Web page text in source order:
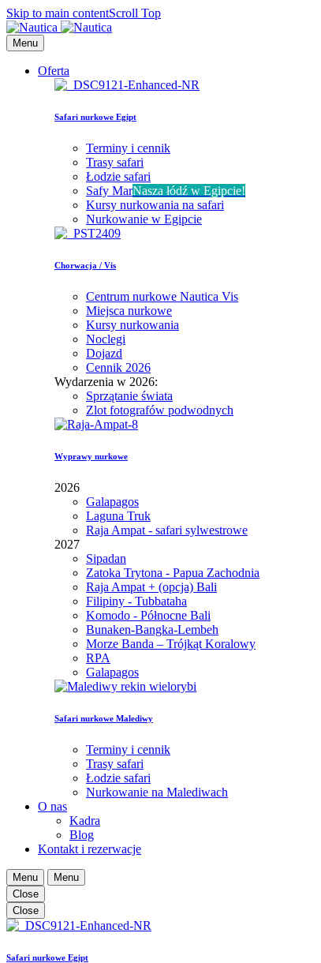
Skip to main contentScroll Top
Menu
Oferta
Safari nurkowe Egipt
Terminy i cennik
Trasy safari
Łodzie safari
Safy MarNasza łódź w Egipcie!
Kursy nurkowania na safari
Nurkowanie w Egipcie
Chorwacja / Vis
Centrum nurkowe Nautica Vis
Miejsca nurkowe
Kursy nurkowania
Noclegi
Dojazd
Cennik 2026
Wydarzenia w 2026:
Sprzątanie świata
Zlot fotografów podwodnych
Wyprawy nurkowe
2026
Galapagos
Laguna Truk
Raja Ampat - safari sylwestrowe
2027
Sipadan
Zatoka Trytona - Papua Zachodnia
Raja Ampat + (opcja) Bali
Filipiny - Tubbataha
Komodo - Północne Bali
Bunaken-Bangka-Lembeh
Morze Banda – Trójkąt Koralowy
RPA
Galapagos
Safari nurkowe Malediwy
Terminy i cennik
Trasy safari
Łodzie safari
Nurkowanie na Malediwach
O nas
Kadra
Blog
Kontakt i rezerwacje
Menu
Menu
Close
Close
Safari nurkowe Egipt